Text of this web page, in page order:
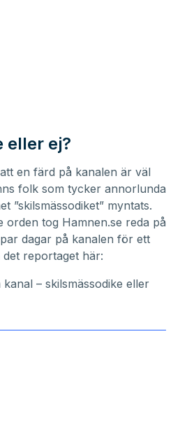
eller ej?
en färd på kanalen är väl
folk som tycker annorlunda
”skilsmässodiket” myntats.
orden tog Hamnen.se reda på
dagar på kanalen för ett
reportaget här:
– skilsmässodike eller